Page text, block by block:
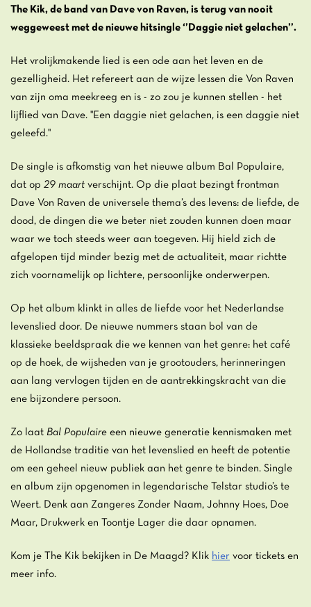
The Kik, de band van Dave von Raven, is terug van nooit
weggeweest met de nieuwe hitsingle ‘’Daggie niet gelachen’’.
Het vrolijkmakende lied is een ode aan het leven en de
gezelligheid. Het refereert aan de wijze lessen die Von Raven
van zijn oma meekreeg en is - zo zou je kunnen stellen - het
lijflied van Dave. "Een daggie niet gelachen, is een daggie niet
geleefd."
De single is afkomstig van het nieuwe album Bal Populaire,
dat op 29 maart verschijnt. Op die plaat bezingt frontman
Dave Von Raven de universele thema’s des levens: de liefde, de
dood, de dingen die we beter niet zouden kunnen doen maar
waar we toch steeds weer aan toegeven. Hij hield zich de
afgelopen tijd minder bezig met de actualiteit, maar richtte
zich voornamelijk op lichtere, persoonlijke onderwerpen.
Op het album klinkt in alles de liefde voor het Nederlandse
levenslied door. De nieuwe nummers staan bol van de
klassieke beeldspraak die we kennen van het genre: het café
op de hoek, de wijsheden van je grootouders, herinneringen
aan lang vervlogen tijden en de aantrekkingskracht van die
ene bijzondere persoon.
Zo laat Bal Populaire een nieuwe generatie kennismaken met
de Hollandse traditie van het levenslied en heeft de potentie
om een geheel nieuw publiek aan het genre te binden. Single
en album zijn opgenomen in legendarische Telstar studio’s te
Weert. Denk aan Zangeres Zonder Naam, Johnny Hoes, Doe
Maar, Drukwerk en Toontje Lager die daar opnamen.
Kom je The Kik bekijken in De Maagd? Klik hier voor tickets en
meer info.